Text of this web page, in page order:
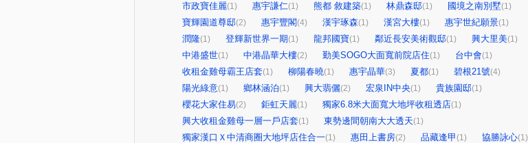
市政寶佳麗(1) 惠宇謙仁(1) 熊都 敘建築(1) 林鼎森邸(1) 國境之南別墅(1)
寶輝園道尊邸(2) 惠宇豐閣(4) 漢宇琢森(1) 漢宮大樓(1) 惠宇世紀願景(1)
潤隆(1) 登輝新世界一期(1) 龍邦國寶(1) 鄰近長安美術觀邸(1) 興大里美(1)
中港盛世(1) 中港晶華大樓(2) 勤美SOGO大面寬前院店住(1) 台中會(1)
收租金雞母霸王店套(1) 柳陽春曉(1) 惠宇晶華(3) 夏都(1) 碧根21號(4)
陽光綠意(1) 鄉林涵泊(1) 興大翡儷(2) 宏泉IN中央(1) 貴族園邸(1)
櫻花大家住易(2) 鉅虹天麗(1) 獨家6.8米大面寬大地坪收租透店(1)
興大收租金雞母一層一戶店套(1) 東勢邊間朝南大大透天(1)
獨家漢口Ｘ中清商圈大地坪店住合一(1) 惠田上書房(2) 品藏逢甲 (1) 協勝詠心(1)